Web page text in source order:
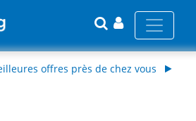
offres près de chez vous